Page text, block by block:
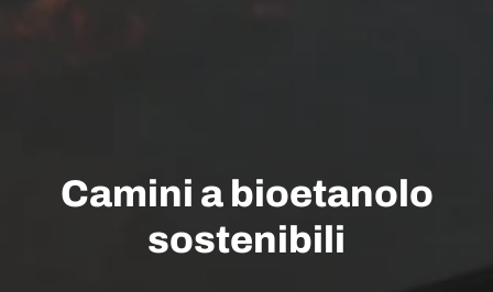
Camini a bioetanolo
sostenibili